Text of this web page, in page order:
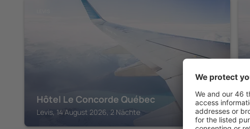
Hôtel Le Concorde Québec
Levis, 14 August 2026, 2 Nächte